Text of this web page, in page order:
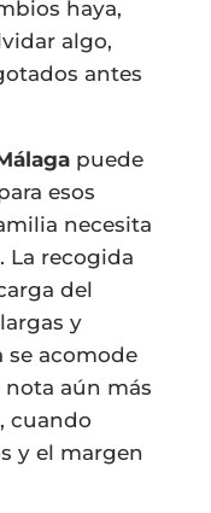
haya,
algo,
antes
puede
esos
necesita
La recogida
del
y
se acomode
nota aún más
cuando
y el margen